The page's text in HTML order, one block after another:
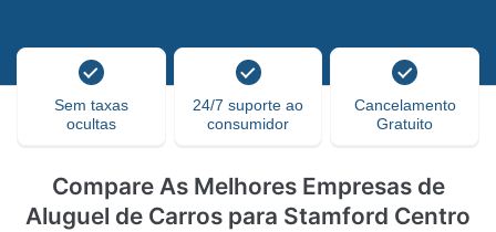
Sem taxas
ocultas
24/7 suporte ao
consumidor
Cancelamento
Gratuito
Compare As Melhores Empresas de
Aluguel de Carros para Stamford Centro